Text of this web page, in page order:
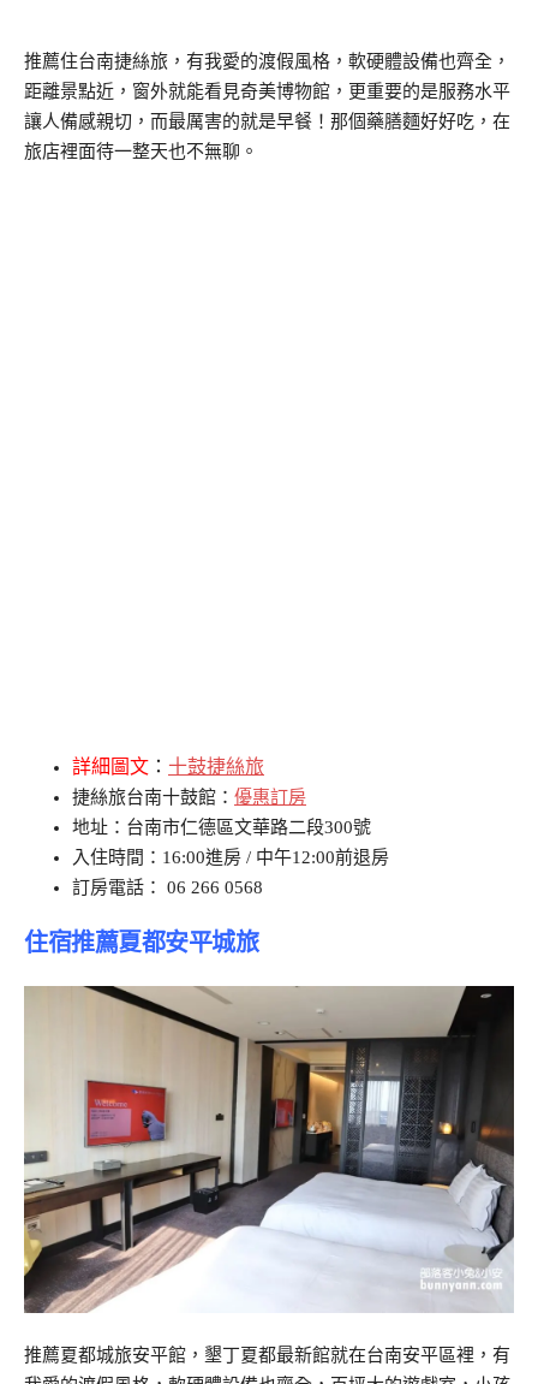
推薦住台南捷絲旅，有我愛的渡假風格，軟硬體設備也齊全，
距離景點近，窗外就能看見奇美博物館，更重要的是服務水平
讓人備感親切，而最厲害的就是早餐！那個藥膳麵好好吃，在
旅店裡面待一整天也不無聊。
詳細圖文 ： 十鼓捷絲旅
捷絲旅台南十鼓館： 優惠訂房
地址：台南市仁德區文華路二段300號
入住時間：16:00進房 / 中午12:00前退房
訂房電話： 06 266 0568
住宿推薦夏都安平城旅
推薦夏都城旅安平館，墾丁夏都最新館就在台南安平區裡，有